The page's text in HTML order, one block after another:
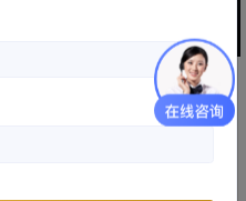
！如果不贴隐形车衣的话，
都会有很大的影响，现在市
八千左右，对于普通汽车来